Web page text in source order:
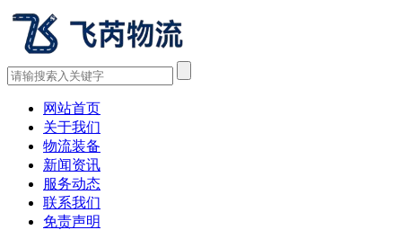
网站首页
关于我们
物流装备
新闻资讯
服务动态
联系我们
免责声明